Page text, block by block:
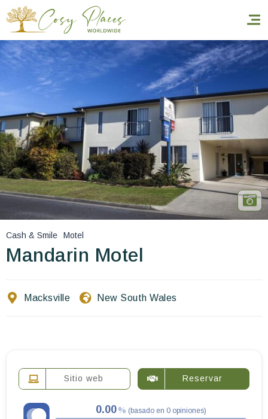
Inicio
Reservar una estancia
Nuestra colección mundial
World’s Best Hotels
Hacer que viajes
Estancia temática
Cash & Smile Motel
Mandarin Motel
Macksville New South Wales
Sitio web Reservar
0.00 (basado en 0 opiniones)